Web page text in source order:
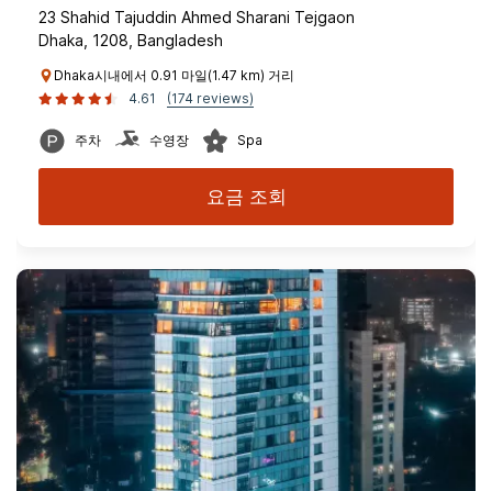
23 Shahid Tajuddin Ahmed Sharani Tejgaon
Dhaka, 1208, Bangladesh
Dhaka시내에서 0.91 마일(1.47 km) 거리
4.61
(174 reviews)
주차 수영장 Spa
요금 조회